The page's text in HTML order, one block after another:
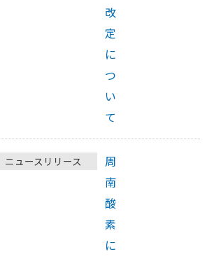
改
定
に
つ
い
て
ニュースリリース
周
南
酸
素
に